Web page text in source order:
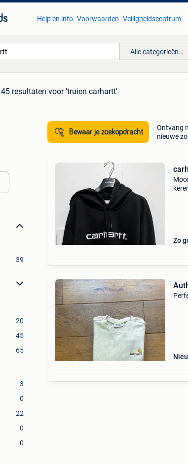
Help en info Voorwaarden Veiligheidscentrum
Alle categorieën…
45 resultaten voor 'truien carhartt'
39
20
45
65
3
0
22
0
0
Bewaar je zoekopdracht
Ontvang
nieuwe
Zo